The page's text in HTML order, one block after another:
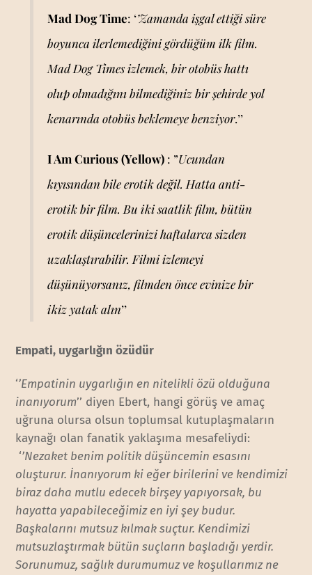
Mad Dog Time: ‘’Zamanda işgal ettiği süre
boyunca ilerlemediğini gördüğüm ilk film.
Mad Dog Times izlemek, bir otobüs hattı
olup olmadığını bilmediğiniz bir şehirde yol
kenarında otobüs beklemeye benziyor.’’
I Am Curious (Yellow): ”Ucundan
kıyısından bile erotik değil. Hatta anti-
erotik bir film. Bu iki saatlik film, bütün
erotik düşüncelerinizi haftalarca sizden
uzaklaştırabilir. Filmi izlemeyi
düşünüyorsanız, filmden önce evinize bir
ikiz yatak alın’’
Empati, uygarlığın özüdür
‘’Empatinin uygarlığın en nitelikli özü olduğuna
inanıyorum’’ diyen Ebert, hangi görüş ve amaç
uğruna olursa olsun toplumsal kutuplaşmaların
kaynağı olan fanatik yaklaşıma mesafeliydi:
‘’Nezaket benim politik düşüncemin esasını
oluşturur. İnanıyorum ki eğer birilerini ve kendimizi
biraz daha mutlu edecek birşey yapıyorsak, bu
hayatta yapabileceğimiz en iyi şey budur.
Başkalarını mutsuz kılmak suçtur. Kendimizi
mutsuzlaştırmak bütün suçların başladığı yerdir.
Sorunumuz, sağlık durumumuz ve koşullarımız ne